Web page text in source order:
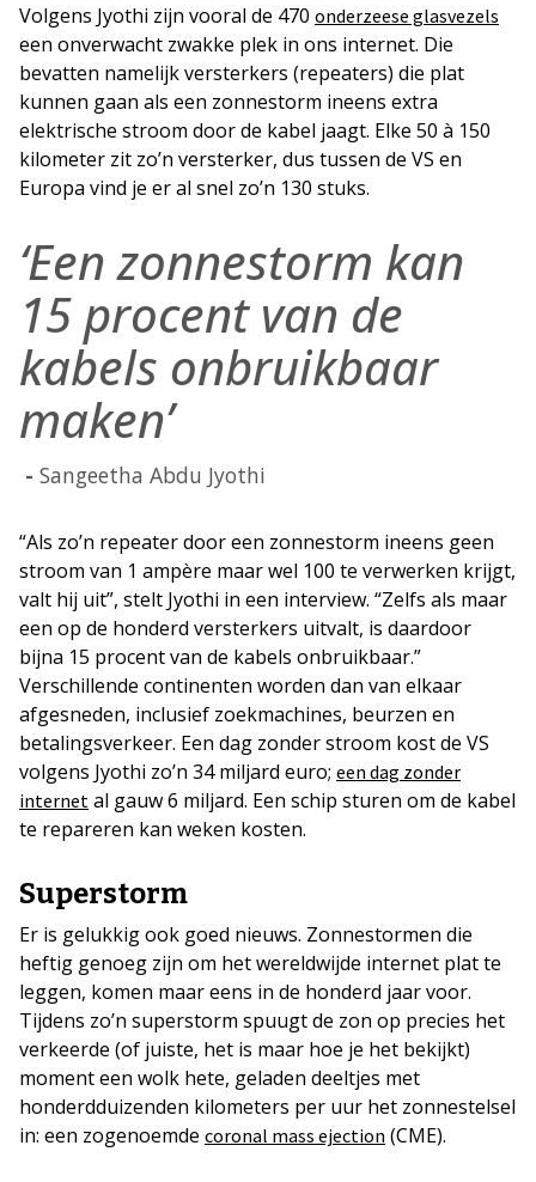
Volgens Jyothi zijn vooral de 470 onderzeese glasvezels
een onverwacht zwakke plek in ons internet. Die
bevatten namelijk versterkers (repeaters) die plat
kunnen gaan als een zonnestorm ineens extra
elektrische stroom door de kabel jaagt. Elke 50 à 150
kilometer zit zo’n versterker, dus tussen de VS en
Europa vind je er al snel zo’n 130 stuks.
‘Een zonnestorm kan
15 procent van de
kabels onbruikbaar
maken’
Sangeetha Abdu Jyothi
“Als zo’n repeater door een zonnestorm ineens geen
stroom van 1 ampère maar wel 100 te verwerken krijgt,
valt hij uit”, stelt Jyothi in een interview. “Zelfs als maar
een op de honderd versterkers uitvalt, is daardoor
bijna 15 procent van de kabels onbruikbaar.”
Verschillende continenten worden dan van elkaar
afgesneden, inclusief zoekmachines, beurzen en
betalingsverkeer. Een dag zonder stroom kost de VS
volgens Jyothi zo’n 34 miljard euro; een dag zonder
internet al gauw 6 miljard. Een schip sturen om de kabel
te repareren kan weken kosten.
Superstorm
Er is gelukkig ook goed nieuws. Zonnestormen die
heftig genoeg zijn om het wereldwijde internet plat te
leggen, komen maar eens in de honderd jaar voor.
Tijdens zo’n superstorm spuugt de zon op precies het
verkeerde (of juiste, het is maar hoe je het bekijkt)
moment een wolk hete, geladen deeltjes met
honderdduizenden kilometers per uur het zonnestelsel
in: een zogenoemde coronal mass ejection (CME).